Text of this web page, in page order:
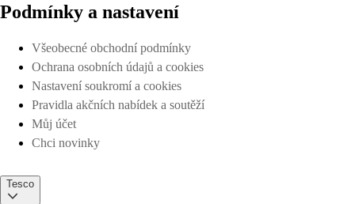
Podmínky a nastavení
Všeobecné obchodní podmínky
Ochrana osobních údajů a cookies
Nastavení soukromí a cookies
Pravidla akčních nabídek a soutěží
Můj účet
Chci novinky
Tesco